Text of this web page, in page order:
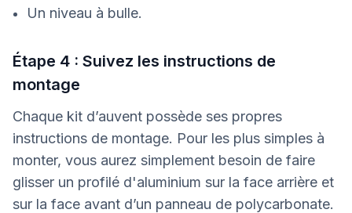
Un niveau à bulle.
Étape 4 : Suivez les instructions de
montage
Chaque kit d’auvent possède ses propres
instructions de montage. Pour les plus simples à
monter, vous aurez simplement besoin de faire
glisser un profilé d'aluminium sur la face arrière et
sur la face avant d’un panneau de polycarbonate.